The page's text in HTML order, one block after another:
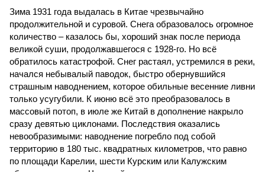
Зима 1931 года выдалась в Китае чрезвычайно
продолжительной и суровой. Снега образовалось огромное
количество – казалось бы, хороший знак после периода
великой суши, продолжавшегося с 1928-го. Но всё
обратилось катастрофой. Снег растаял, устремился в реки,
начался небывалый паводок, быстро обернувшийся
страшным наводнением, которое обильные весенние ливни
только усугубили. К июню всё это преобразовалось в
массовый потоп, в июле же Китай в дополнение накрыло
сразу девятью циклонами. Последствия оказались
невообразимыми: наводнение погребло под собой
территорию в 180 тыс. квадратных километров, что равно
по площади Карелии, шести Курским или Калужским